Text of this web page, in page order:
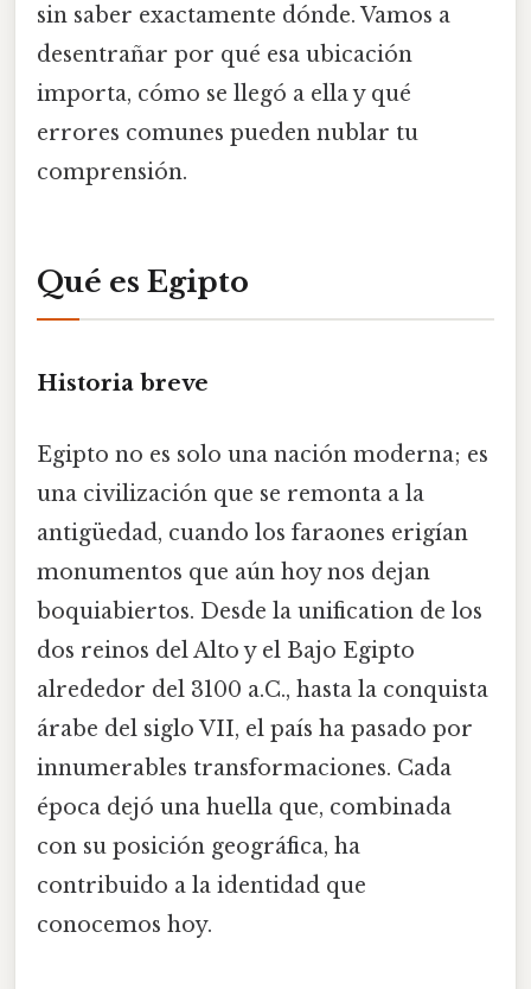
sin saber exactamente dónde. Vamos a
desentrañar por qué esa ubicación
importa, cómo se llegó a ella y qué
errores comunes pueden nublar tu
comprensión.
Qué es Egipto
Historia breve
Egipto no es solo una nación moderna; es
una civilización que se remonta a la
antigüedad, cuando los faraones erigían
monumentos que aún hoy nos dejan
boquiabiertos. Desde la unification de los
dos reinos del Alto y el Bajo Egipto
alrededor del 3100 a.C., hasta la conquista
árabe del siglo VII, el país ha pasado por
innumerables transformaciones. Cada
época dejó una huella que, combinada
con su posición geográfica, ha
contribuido a la identidad que
conocemos hoy.